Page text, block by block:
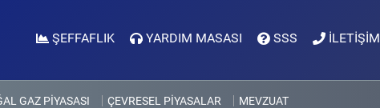
ŞEFFAFLIK YARDIM MASASI SSS İLETİŞİM
GAZ PİYASASI ÇEVRESEL PİYASALAR MEVZUAT